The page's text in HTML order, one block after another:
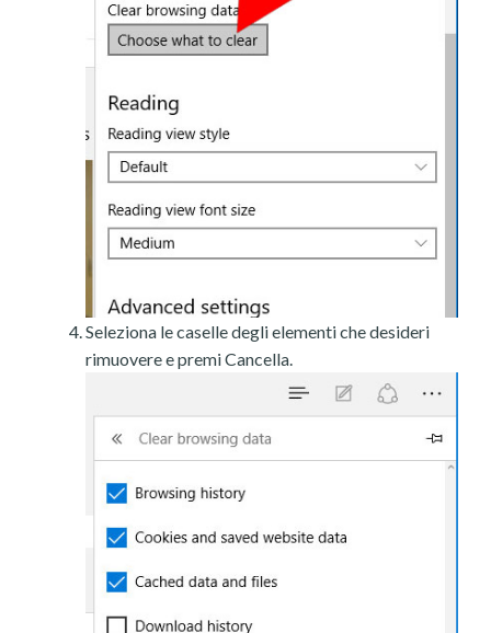
Seleziona le caselle degli elementi che desideri
rimuovere e premi Cancella.